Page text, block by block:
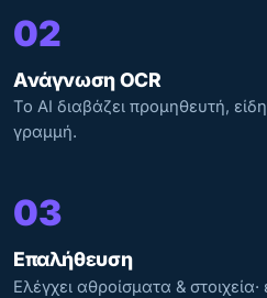
02
Ανάγνωση OCR
Το AI διαβάζει προμηθευτή,
γραμμή.
03
Επαλήθευση
Ελέγχει αθροίσματα & στοιχεία·